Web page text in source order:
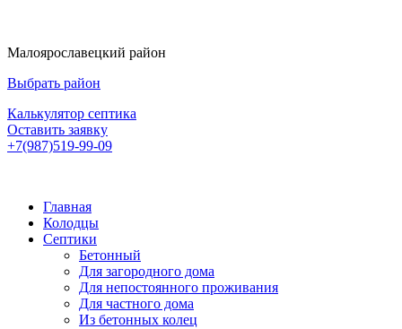
Малоярославецкий район
Выбрать район
Калькулятор септика
Оставить заявку
+7(987)519-99-09
Главная
Колодцы
Септики
Бетонный
Для загородного дома
Для непостоянного проживания
Для частного дома
Из бетонных колец